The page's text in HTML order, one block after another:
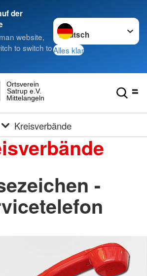
der
website,
to switch to
Sprache wechseln zu
Alles klar
Mittelangeln
Satrup e.V.
Ortsverein
Kreisverbände
-